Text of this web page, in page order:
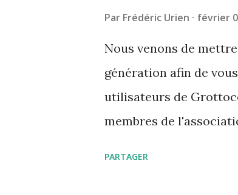
Par Frédéric Urien février
Nous venons de
génération afin de
utilisateurs de
membres de
PARTAGER